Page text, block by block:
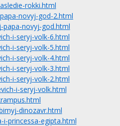
rokki.html
novyj-god-2.html
papa-novyj-god.html
i-seryj-volk-6.html
i-seryj-volk-5.html
i-seryj-volk-4.html
i-seryj-volk-3.html
i-seryj-volk-2.html
i-seryj-volk.html
dinozavr.html
princessa-egipta.html